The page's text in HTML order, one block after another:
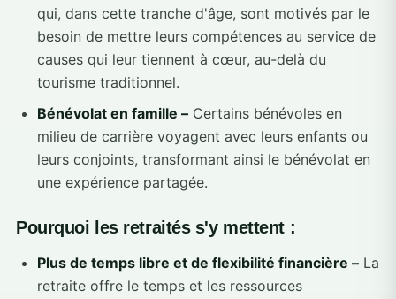
qui, dans cette tranche d'âge, sont motivés par le
besoin de mettre leurs compétences au service de
causes qui leur tiennent à cœur, au-delà du
tourisme traditionnel.
Bénévolat en famille – Certains bénévoles en
milieu de carrière voyagent avec leurs enfants ou
leurs conjoints, transformant ainsi le bénévolat en
une expérience partagée.
Pourquoi les retraités s'y mettent :
Plus de temps libre et de flexibilité financière – La
retraite offre le temps et les ressources